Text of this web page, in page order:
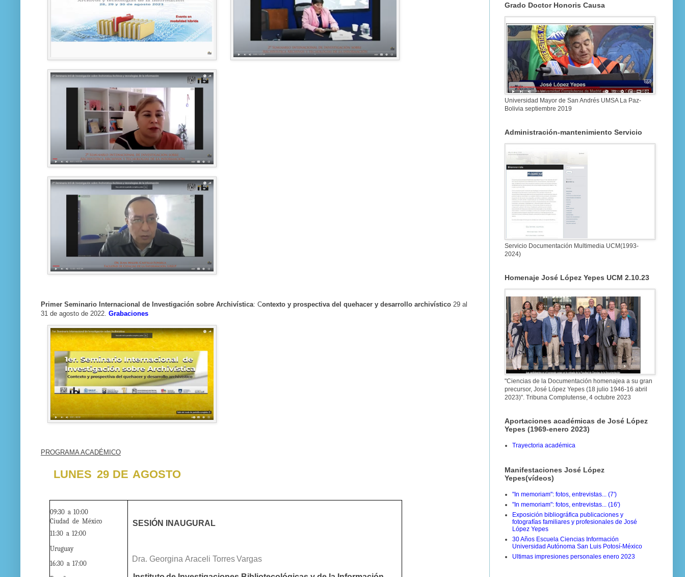
Primer Seminario Internacional de Investigación sobre Archivística: Contexto y prospectiva del quehacer y desarrollo archivístico 29 al
31 de agosto de 2022. Grabaciones
PROGRAMA ACADÉMICO
LUNES 29 DE AGOSTO
09:30 a 10:00
Ciudad de México
11:30 a 12:00
Uruguay
16:30 a 17:00
SESIÓN INAUGURAL
Dra. Georgina Araceli Torres Vargas
Grado Doctor Honoris Causa
Universidad Mayor de San Andrés UMSA La Paz-
Bolivia septiembre 2019
Administración-mantenimiento Servicio
Servicio Documentación Multimedia UCM(1993-
2024)
Homenaje José López Yepes UCM 2.10.23
"Ciencias de la Documentación homenajea a su gran
precursor, José López Yepes (18 julio 1946-16 abril
2023)". Tribuna Complutense, 4 octubre 2023
Aportaciones académicas de José López
Yepes (1969-enero 2023)
Trayectoria académica
Manifestaciones José López
Yepes(vídeos)
"In memoriam": fotos, entrevistas... (7')
"In memoriam": fotos, entrevistas... (16')
Exposición bibliográfica publicaciones y
fotografías familiares y profesionales de José
López Yepes
30 Años Escuela Ciencias Información
Universidad Autónoma San Luis Potosí-México
Ultimas impresiones personales enero 2023